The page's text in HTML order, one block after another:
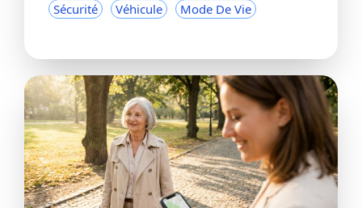
Sécurité Véhicule Mode De Vie